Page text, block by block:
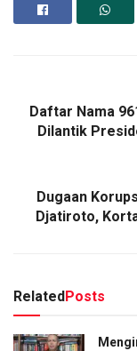
Daftar Nama
Dilantik
Dugaan
Djatiroto,
RelatedPosts